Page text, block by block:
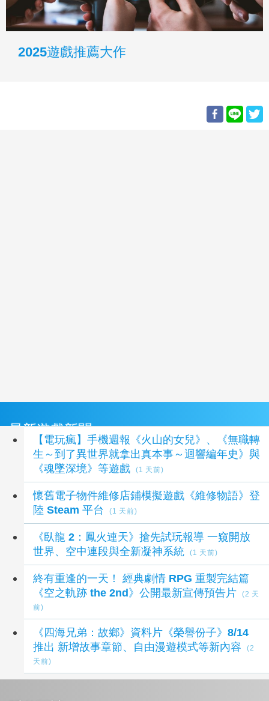
2025遊戲推薦大作
最新遊戲新聞
【電玩瘋】手機週報《火山的女兒》、《無職轉
生～到了異世界就拿出真本事～迴響編年史》與
《魂墜深境》等遊戲
(1 天前)
懷舊電子物件維修店鋪模擬遊戲《維修物語》登
陸 Steam 平台
(1 天前)
《臥龍 2：鳳火連天》搶先試玩報導 一窺開放
世界、空中連段與全新凝神系統
(1 天前)
終有重逢的一天！ 經典劇情 RPG 重製完結篇
《空之軌跡 the 2nd》公開最新宣傳預告片
(2 天
前)
《四海兄弟：故鄉》資料片《榮譽份子》8/14
推出 新增故事章節、自由漫遊模式等新內容
(2
天前)